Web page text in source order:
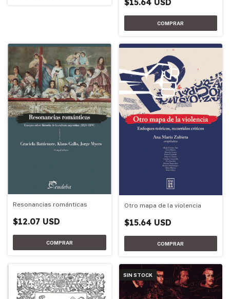
Resonancias románticas
$12.07 USD
Otro mapa de la violencia
$15.64 USD
SIN STOCK